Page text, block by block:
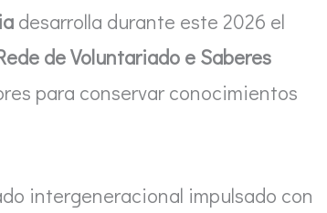
desarrolla durante este 2026 el
de Voluntariado e Saberes
para conservar conocimientos
intergeneracional impulsado con